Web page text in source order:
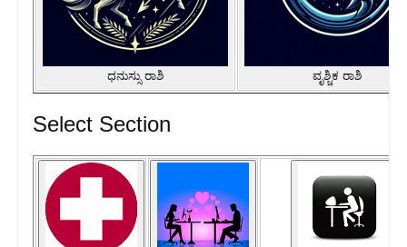
ಧನುಸ್ಸು ರಾಶಿ ವೃಶ್ಚಿಕ ರಾಶಿ
Select Section